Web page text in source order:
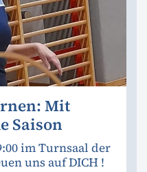
Mit
Saison
im Turnsaal der
uns auf DICH !